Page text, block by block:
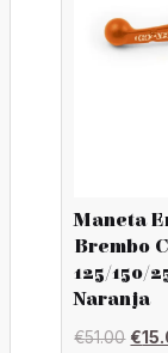
Maneta
Brembo
125/150/
Naranja
€51.00 El
€